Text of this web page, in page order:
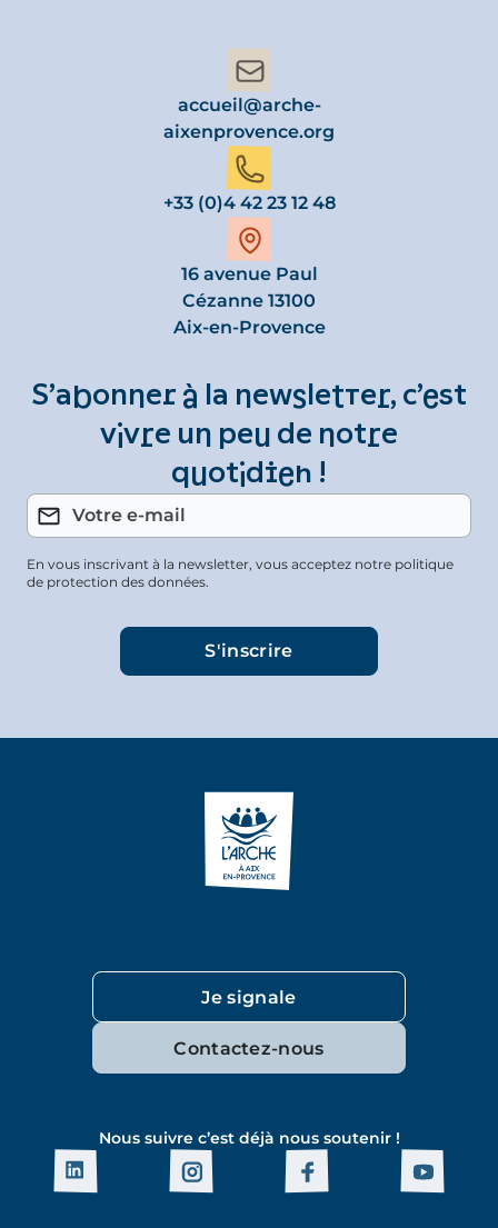
accueil@arche-
aixenprovence.org
+33 (0)4 42 23 12 48
16 avenue Paul
Cézanne 13100
Aix-en-Provence
S’abonner à la newsletter, c’est
vivre un peu de notre
quotidien !
En vous inscrivant à la newsletter, vous acceptez notre politique
de protection des données.
Je signale
Contactez-nous
Nous suivre c’est déjà nous soutenir !